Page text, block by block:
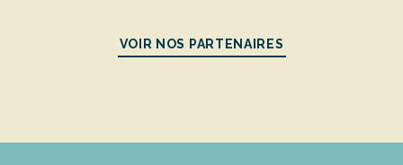
VOIR NOS PARTENAIRES